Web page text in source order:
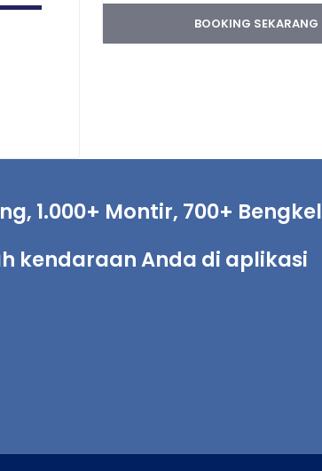
BOOKING SEKARANG
1.000+ Montir, 700+ Bengkel
kendaraan Anda di aplikasi